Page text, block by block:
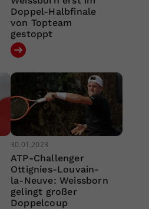
Doppel-Halbfinale
von Topteam
gestoppt
30.01.2023
ATP-Challenger
Ottignies-Louvain-
la-Neuve: Weissborn
gelingt großer
Doppelcoup